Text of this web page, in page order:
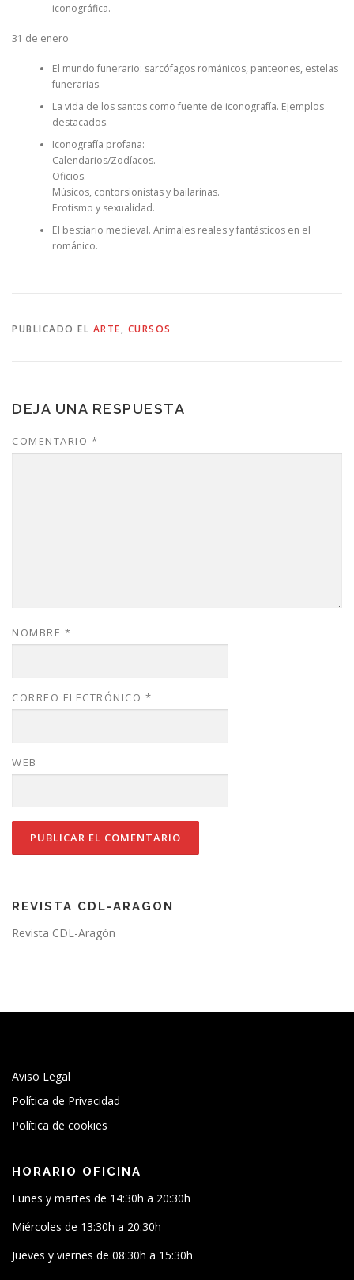
iconográfica.
31 de enero
El mundo funerario: sarcófagos románicos, panteones, estelas
funerarias.
La vida de los santos como fuente de iconografía. Ejemplos
destacados.
Iconografía profana:
Calendarios/Zodíacos.
Oficios.
Músicos, contorsionistas y bailarinas.
Erotismo y sexualidad.
El bestiario medieval. Animales reales y fantásticos en el
románico.
PUBLICADO EL ARTE, CURSOS
DEJA UNA RESPUESTA
COMENTARIO *
NOMBRE *
CORREO ELECTRÓNICO *
WEB
REVISTA CDL-ARAGON
Revista CDL-Aragón
Aviso Legal
Política de Privacidad
Política de cookies
HORARIO OFICINA
Lunes y martes de 14:30h a 20:30h
Miércoles de 13:30h a 20:30h
Jueves y viernes de 08:30h a 15:30h